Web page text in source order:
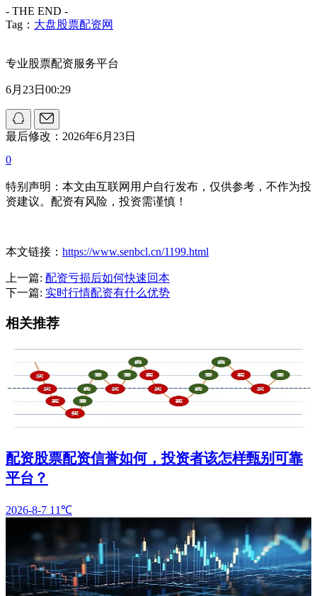
- THE END -
Tag： 大盘股票配资网
专业股票配资服务平台
6月23日00:29
最后修改：2026年6月23日
0
特别声明：本文由互联网用户自行发布，仅供参考，不作为投
资建议。配资有风险，投资需谨慎！
本文链接： https://www.senbcl.cn/1199.html
上一篇: 配资亏损后如何快速回本
下一篇: 实时行情配资有什么优势
相关推荐
配资股票配资信誉如何，投资者该怎样甄别可靠
平台？
2026-8-7 11℃